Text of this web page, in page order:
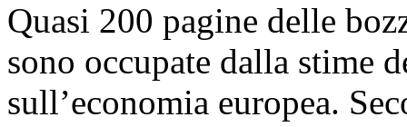
Quasi 200 pagine delle
sono occupate dalla stime
sull’economia europea.